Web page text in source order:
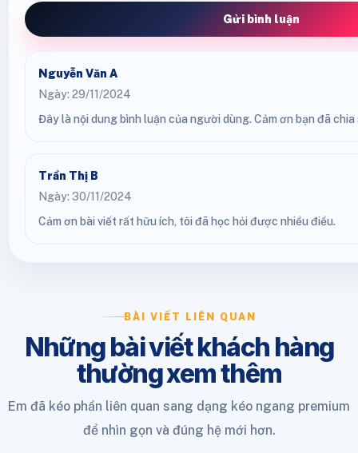
Gửi bình luận
Nguyễn Văn A
Ngày: 29/11/2024
Đây là nội dung bình luận của người dùng. Cảm ơn bạn đã chia
Trần Thị B
Ngày: 30/11/2024
Cảm ơn bài viết rất hữu ích, tôi đã học hỏi được nhiều điều.
BÀI VIẾT LIÊN QUAN
Những bài viết khách hàng
thường xem thêm
Em đã kéo phần liên quan sang dạng kéo ngang premium
để nhìn gọn và đúng hệ mới hơn.